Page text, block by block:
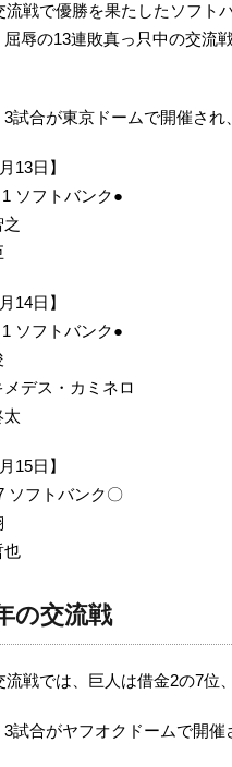
流戦で優勝を果たしたソフト
屈辱の13連敗真っ只中の交流
3試合が東京ドームで開催さ
13日】
ソフトバンク●
14日】
ソフトバンク●
メデス・カミネロ
太
15日】
ソフトバンク〇
也
の交流戦
流戦では、巨人は借金2の7位
3試合がヤフオクドームで開催